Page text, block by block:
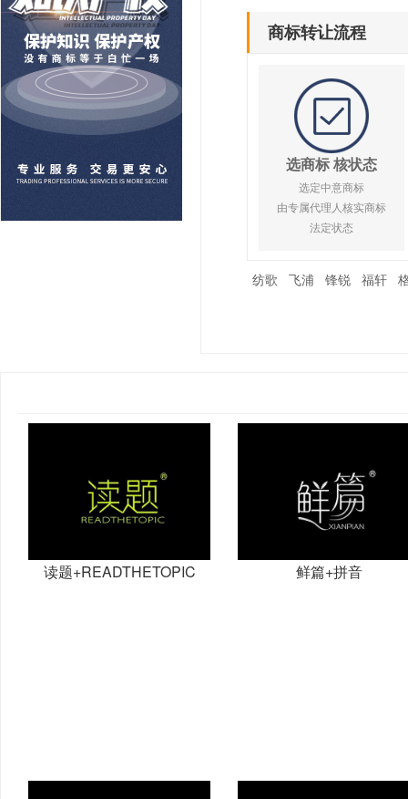
商标转让流程
选商标 核状态
选定中意商标
由专属代理人核实商标
法定状态
纺歌 飞浦 锋锐 福轩
读题+READTHETOPIC 鲜篇+拼音